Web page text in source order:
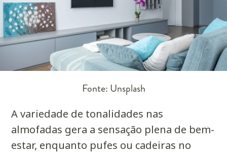
Fonte: Unsplash
A variedade de tonalidades nas
almofadas gera a sensação plena de bem-
estar, enquanto pufes ou cadeiras no